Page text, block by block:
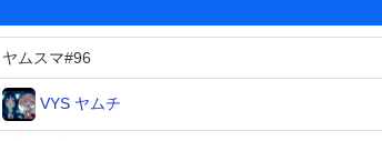
ヤムスマ#96
VYS ヤムチ